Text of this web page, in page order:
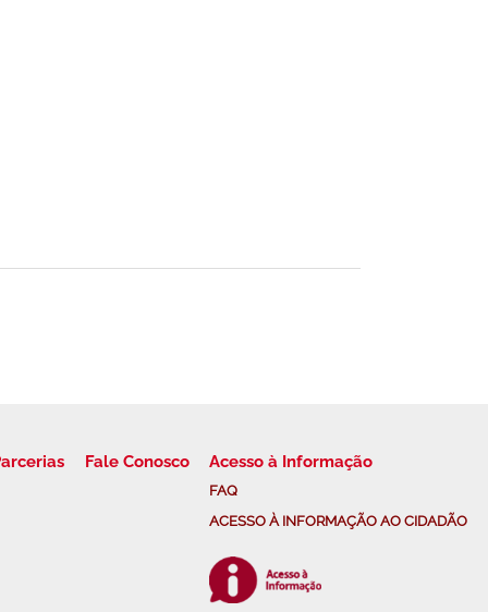
Fale Conosco Acesso à Informação
FAQ
ACESSO À INFORMAÇÃO AO CIDADÃO